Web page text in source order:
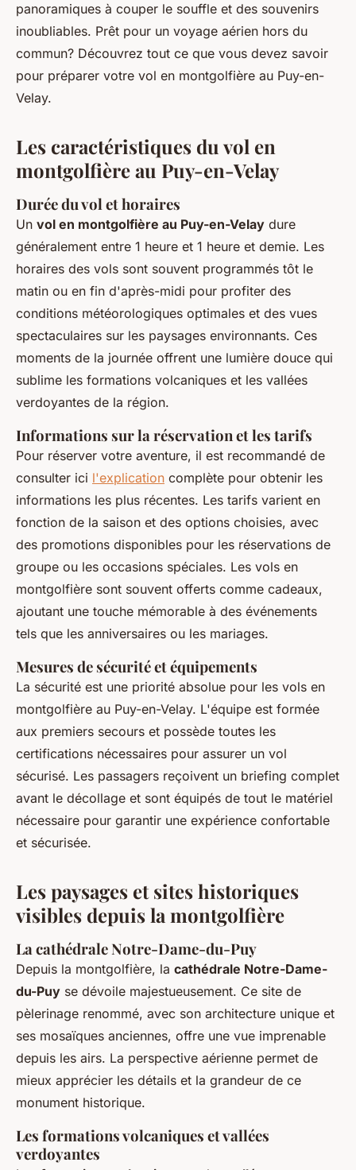
panoramiques à couper le souffle et des souvenirs
inoubliables. Prêt pour un voyage aérien hors du
commun? Découvrez tout ce que vous devez savoir
pour préparer votre vol en montgolfière au Puy-en-
Velay.
Les caractéristiques du vol en
montgolfière au Puy-en-Velay
Durée du vol et horaires
Un vol en montgolfière au Puy-en-Velay dure
généralement entre 1 heure et 1 heure et demie. Les
horaires des vols sont souvent programmés tôt le
matin ou en fin d'après-midi pour profiter des
conditions météorologiques optimales et des vues
spectaculaires sur les paysages environnants. Ces
moments de la journée offrent une lumière douce qui
sublime les formations volcaniques et les vallées
verdoyantes de la région.
Informations sur la réservation et les tarifs
Pour réserver votre aventure, il est recommandé de
consulter ici l'explication complète pour obtenir les
informations les plus récentes. Les tarifs varient en
fonction de la saison et des options choisies, avec
des promotions disponibles pour les réservations de
groupe ou les occasions spéciales. Les vols en
montgolfière sont souvent offerts comme cadeaux,
ajoutant une touche mémorable à des événements
tels que les anniversaires ou les mariages.
Mesures de sécurité et équipements
La sécurité est une priorité absolue pour les vols en
montgolfière au Puy-en-Velay. L'équipe est formée
aux premiers secours et possède toutes les
certifications nécessaires pour assurer un vol
sécurisé. Les passagers reçoivent un briefing complet
avant le décollage et sont équipés de tout le matériel
nécessaire pour garantir une expérience confortable
et sécurisée.
Les paysages et sites historiques
visibles depuis la montgolfière
La cathédrale Notre-Dame-du-Puy
Depuis la montgolfière, la cathédrale Notre-Dame-
du-Puy se dévoile majestueusement. Ce site de
pèlerinage renommé, avec son architecture unique et
ses mosaïques anciennes, offre une vue imprenable
depuis les airs. La perspective aérienne permet de
mieux apprécier les détails et la grandeur de ce
monument historique.
Les formations volcaniques et vallées
verdoyantes